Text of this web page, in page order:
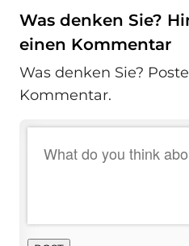
Was denken Sie?
einen Kommentar
Was denken Sie?
Kommentar.